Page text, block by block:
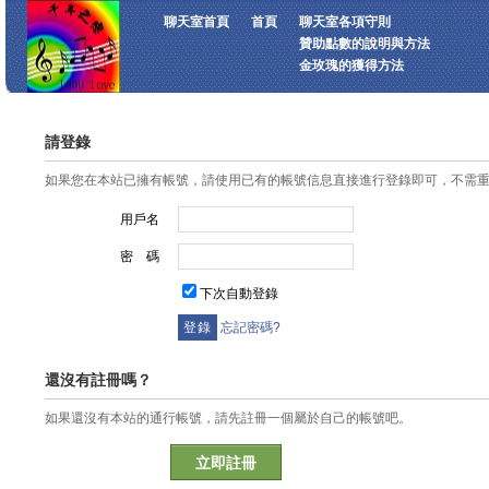
聊天室首頁 首頁
聊天室各項守則
贊助點數的說明與方法
金玫瑰的獲得方法
請登錄
如果您在本站已擁有帳號，請使用已有的帳號信息直接進行登錄即可，不需
用戶名
密 碼
下次自動登錄
忘記密碼?
還沒有註冊嗎？
如果還沒有本站的通行帳號，請先註冊一個屬於自己的帳號吧。
立即註冊